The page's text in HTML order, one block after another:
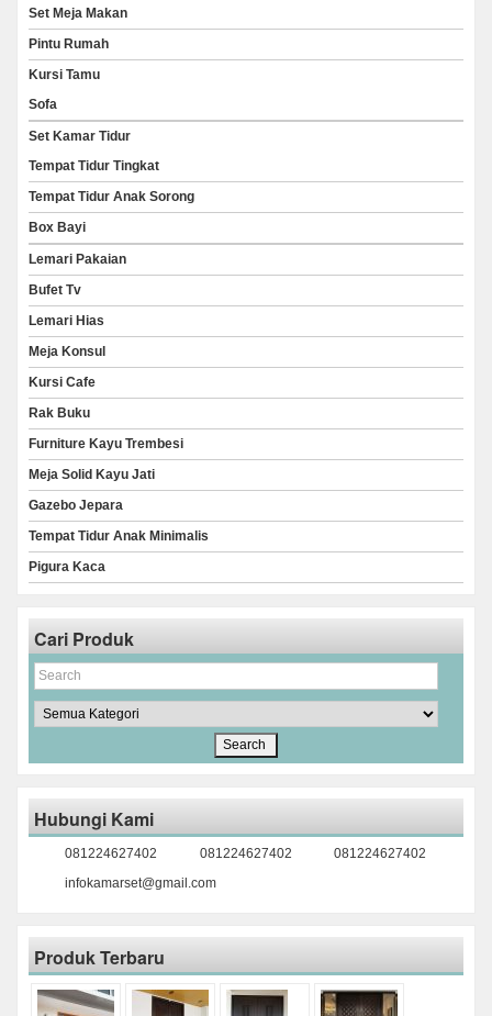
Set Meja Makan
Pintu Rumah
Kursi Tamu
Sofa
Set Kamar Tidur
Tempat Tidur Tingkat
Tempat Tidur Anak Sorong
Box Bayi
Lemari Pakaian
Bufet Tv
Lemari Hias
Meja Konsul
Kursi Cafe
Rak Buku
Furniture Kayu Trembesi
Meja Solid Kayu Jati
Gazebo Jepara
Tempat Tidur Anak Minimalis
Pigura Kaca
Cari Produk
Hubungi Kami
081224627402 081224627402
081224627402
infokamarset@gmail.com
Produk Terbaru